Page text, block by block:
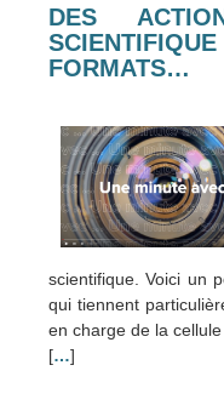
DES
FORMATS…
scientifique. Voici un
qui tiennent
en charge de la
[…]